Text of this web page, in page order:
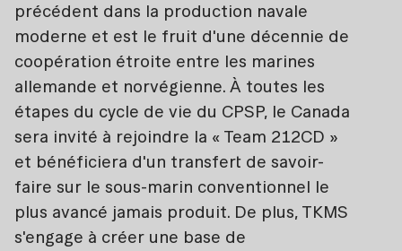
précédent dans la production navale
moderne et est le fruit d'une décennie de
coopération étroite entre les marines
allemande et norvégienne. À toutes les
étapes du cycle de vie du CPSP, le Canada
sera invité à rejoindre la « Team 212CD »
et bénéficiera d'un transfert de savoir-
faire sur le sous-marin conventionnel le
plus avancé jamais produit. De plus, TKMS
s'engage à créer une base de